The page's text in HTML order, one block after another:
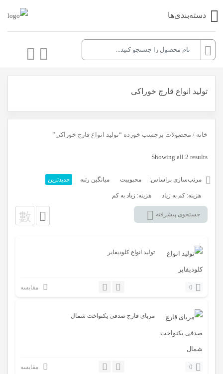
دسته‌بندی‌ها
تولید انواع قارچ خوراکی
خانه / محصولات برچسب خورده “تولید انواع قارچ خوراکی”
Showing all 2 results
مرتب‌سازی براساس: محبوبیت میانگین رتبه جدیدترین
هزینه: کم به زیاد هزینه: زیاد به کم
جستجوی پیشرفته
تولید انواع کلودیفایر
0 مقایسه
مربای قارچ صدفی یکنواخت شمال
0 مقایسه